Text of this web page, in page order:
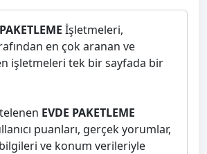
İşletmeleri,
en çok aranan ve
işletmeleri tek bir sayfada bir
EVDE PAKETLEME
puanları, gerçek yorumlar,
ve konum verileriyle